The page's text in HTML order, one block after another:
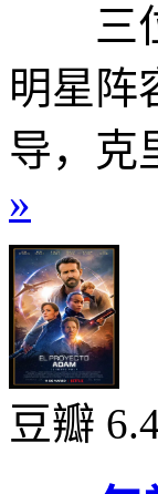
三位
明星阵
导，克
»
豆瓣